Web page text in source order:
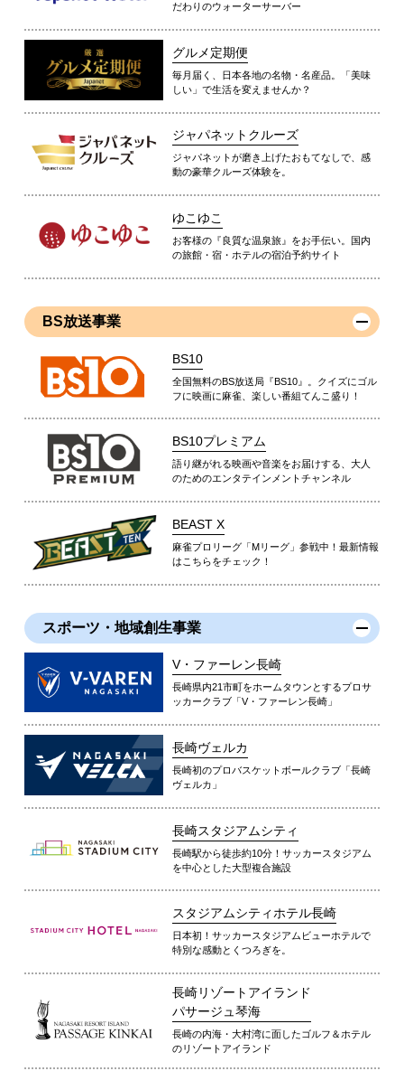
だわりのウォーターサーバー
グルメ定期便
毎月届く、日本各地の名物・名産品。「美味
しい」で生活を変えませんか？
ジャパネットクルーズ
ジャパネットが磨き上げたおもてなしで、感
動の豪華クルーズ体験を。
ゆこゆこ
お客様の『良質な温泉旅』をお手伝い。国内
の旅館・宿・ホテルの宿泊予約サイト
BS放送事業
BS10
全国無料のBS放送局『BS10』。クイズにゴル
フに映画に麻雀、楽しい番組てんこ盛り！
BS10プレミアム
語り継がれる映画や音楽をお届けする、大人
のためのエンタテインメントチャンネル
BEAST X
麻雀プロリーグ「Mリーグ」参戦中！最新情報
はこちらをチェック！
スポーツ・地域創生事業
V・ファーレン長崎
長崎県内21市町をホームタウンとするプロサ
ッカークラブ「V・ファーレン長崎」
長崎ヴェルカ
長崎初のプロバスケットボールクラブ「長崎
ヴェルカ」
長崎スタジアムシティ
長崎駅から徒歩約10分！サッカースタジアム
を中心とした大型複合施設
スタジアムシティホテル長崎
日本初！サッカースタジアムビューホテルで
特別な感動とくつろぎを。
長崎リゾートアイランド
パサージュ琴海
長崎の内海・大村湾に面したゴルフ＆ホテル
のリゾートアイランド